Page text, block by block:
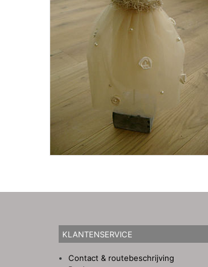
KLANTENSERVICE
Contact & routebeschrijving